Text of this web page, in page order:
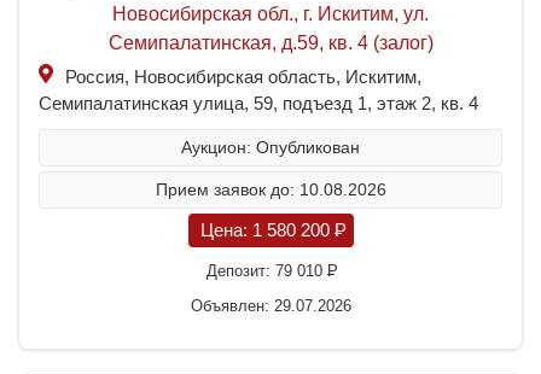
Новосибирская обл., г. Искитим, ул.
Семипалатинская, д.59, кв. 4 (залог)
Россия, Новосибирская область, Искитим,
Семипалатинская улица, 59, подъезд 1, этаж 2, кв. 4
Аукцион: Опубликован
Прием заявок до: 10.08.2026
Цена: 1 580 200 P
Депозит: 79 010P
Объявлен: 29.07.2026